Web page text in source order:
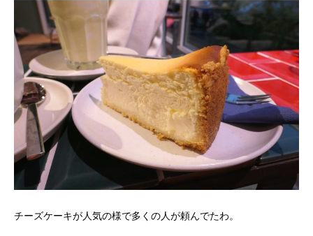
チーズケーキが人気の様で多くの人が頼んでたわ。